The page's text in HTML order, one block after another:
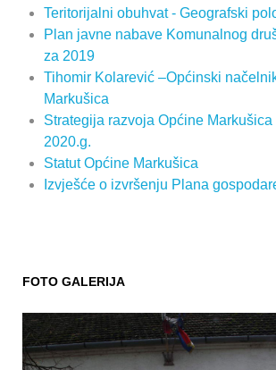
Teritorijalni obuhvat - Geografski
Plan javne nabave Komunalnog
za 2019
Tihomir Kolarević –Općinski
Markušica
Strategija razvoja Općine
2020.g.
Statut Općine Markušica
Izvješće o izvršenju Plana
FOTO GALERIJA